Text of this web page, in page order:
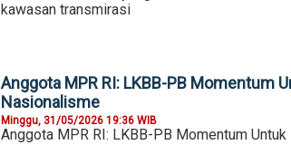
kawasan transmirasi
Anggota MPR RI: LKBB-PB Momentum
Nasionalisme
Minggu, 31/05/2026 19:36 WIB
Anggota MPR RI: LKBB-PB Momentum